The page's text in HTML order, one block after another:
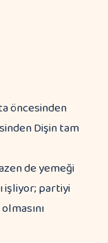
öncesinden
Dişin tam
de yemeği
işliyor; partiyi